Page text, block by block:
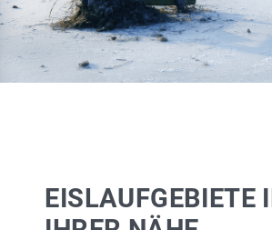
EISLAUFGEBIETE